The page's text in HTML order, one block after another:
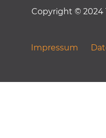
Copyright © 2024
Impressum